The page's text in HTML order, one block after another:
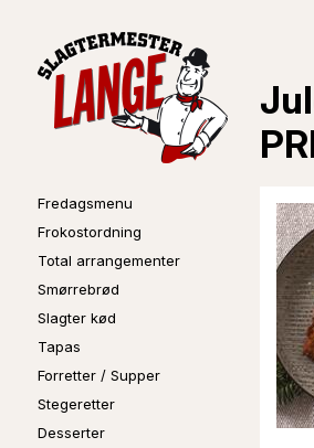
Fredagsmenu
Frokostordning
Total arrangementer
Smørrebrød
Slagter kød
Tapas
Forretter / Supper
Stegeretter
Desserter